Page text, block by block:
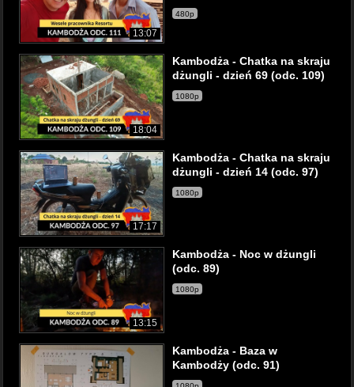
13:07
480p
18:04
Kambodża - Chatka na skraju
dżungli - dzień 69 (odc. 109)
1080p
17:17
Kambodża - Chatka na skraju
dżungli - dzień 14 (odc. 97)
1080p
13:15
Kambodża - Noc w dżungli
(odc. 89)
1080p
Kambodża - Baza w
Kambodży (odc. 91)